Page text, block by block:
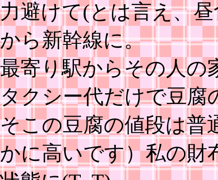
力避けて(とは言え、
から新幹線に。
最寄り駅からその人の
タクシー代だけで豆腐
そこの豆腐の値段は普
かに高いです）私の財